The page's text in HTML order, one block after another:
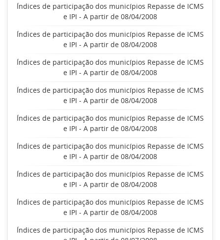
Índices de participação dos municípios Repasse de ICMS
e IPI - A partir de 08/04/2008
Índices de participação dos municípios Repasse de ICMS
e IPI - A partir de 08/04/2008
Índices de participação dos municípios Repasse de ICMS
e IPI - A partir de 08/04/2008
Índices de participação dos municípios Repasse de ICMS
e IPI - A partir de 08/04/2008
Índices de participação dos municípios Repasse de ICMS
e IPI - A partir de 08/04/2008
Índices de participação dos municípios Repasse de ICMS
e IPI - A partir de 08/04/2008
Índices de participação dos municípios Repasse de ICMS
e IPI - A partir de 08/04/2008
Índices de participação dos municípios Repasse de ICMS
e IPI - A partir de 08/04/2008
Índices de participação dos municípios Repasse de ICMS